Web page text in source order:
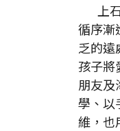
上石
循序漸
乏的
孩子將
朋友及
學、以
維，也